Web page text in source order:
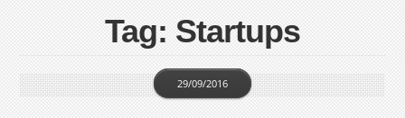
Tag: Startups
29/09/2016